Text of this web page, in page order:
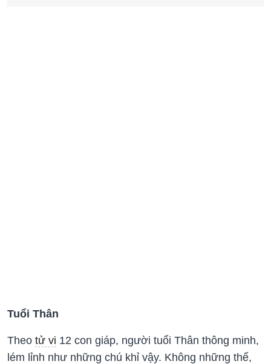
Tuổi Thân
Theo tử vi 12 con giáp, người tuổi Thân thông minh,
lém lỉnh như những chú khỉ vậy. Không những thế,